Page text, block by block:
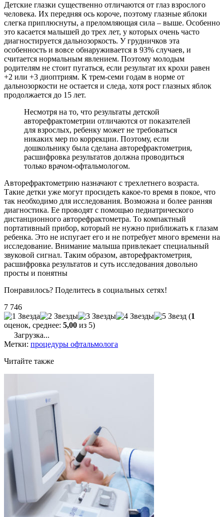
Детские глазки существенно отличаются от глаз взрослого
человека. Их передняя ось короче, поэтому глазные яблоки
слегка приплюснуты, а преломляющая сила – выше. Особенно
это касается малышей до трех лет, у которых очень часто
диагностируется дальнозоркость. У грудничков эта
особенность и вовсе обнаруживается в 93% случаев, и
считается нормальным явлением. Поэтому молодым
родителям не стоит пугаться, если результат их крохи равен
+2 или +3 диоптриям. К трем-семи годам в норме от
дальнозоркости не остается и следа, хотя рост глазных яблок
продолжается до 15 лет.
Несмотря на то, что результаты детской
авторефрактометрии отличаются от показателей
для взрослых, ребенку может не требоваться
никаких мер по коррекции. Поэтому, если
дошкольнику была сделана авторефрактометрия,
расшифровка результатов должна проводиться
только врачом-офтальмологом.
Авторефрактометрию назначают с трехлетнего возраста.
Такие детки уже могут просидеть какое-то время в покое, что
так необходимо для исследования. Возможна и более ранняя
диагностика. Ее проводят с помощью педиатрического
дистанционного авторефрактометра. То компактный
портативный прибор, который не нужно приближать к глазам
ребенка. Это не испугает его и не потребует много времени на
исследование. Внимание малыша привлекает специальный
звуковой сигнал. Таким образом, авторефрактометрия,
расшифровка результатов и суть исследования довольно
просты и понятны
Понравилось? Поделитесь в социальных сетях!
7 746
(1
оценок, среднее: 5,00 из 5)
Загрузка...
Метки: процедуры офтальмолога
Читайте также